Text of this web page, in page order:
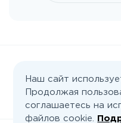
Минское
Можайское
Наш сайт
Продолжая
соглашаетесь на
файлов cookie.